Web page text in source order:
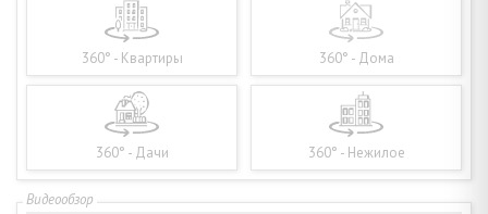
360° - Квартиры 360° - Дома
360° - Дачи 360° - Нежилое